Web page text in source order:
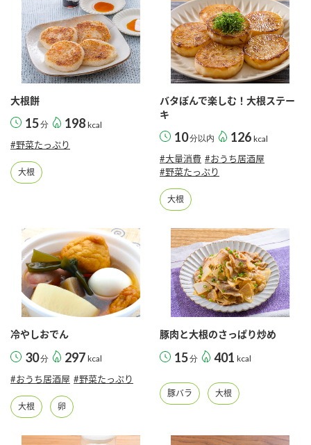
スープ 中華
クイック調味料 レモン果汁
ふりかけ おすしの素
納豆 Fibee
お酢ドリンク
味ぽん
ぽん酢
かおりの蔵
つゆ
鍋なび
納豆のサイト
PIN印
千夜
スペシャルサイト
お酢を知ろう！
すしラボ
ぽん酢サワー
納豆の豆知識
鍋奉行マニュアル
ミツカンのCM
企業理念
ミツカンの歴史
ミツカンを知る
環境への取り組み
水の文化センター（アーカイブ）
MIM（ミツカンミュージアム）
各部門が大切にしていること
キッザニア東京「ぽん酢工房」
採用情報
ニュースリリース
お客様相談センター
よくあるご質問
お問い合わせ
ミツカン公式通販
大根餅
15分 198 kcal
#野菜たっぷり
大根
バタぽんで楽しむ！大根ステー
キ
10分以内 126 kcal
#大量消費 #おうち居酒屋
#野菜たっぷり
大根
冷やしおでん
30分 297 kcal
#おうち居酒屋 #野菜たっぷり
大根 卵
豚肉と大根のさっぱり炒め
15分 401 kcal
豚バラ 大根